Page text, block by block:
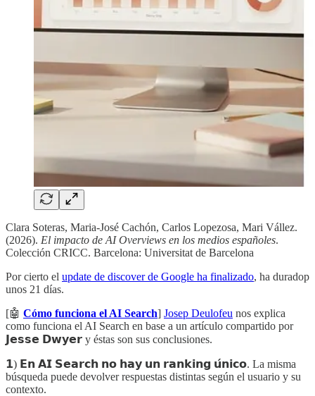
Clara Soteras, Maria-José Cachón, Carlos Lopezosa, Mari Vállez.
(2026). El impacto de AI Overviews en los medios españoles.
Colección CRICC. Barcelona: Universitat de Barcelona
Por cierto el update de discover de Google ha finalizado, ha duradop
unos 21 días.
[🤖 Cómo funciona el AI Search] Josep Deulofeu nos explica
como funciona el AI Search en base a un artículo compartido por
𝗝𝗲𝘀𝘀𝗲 𝗗𝘄𝘆𝗲𝗿 y éstas son sus conclusiones.
𝟭) 𝗘𝗻 𝗔𝗜 𝗦𝗲𝗮𝗿𝗰𝗵 𝗻𝗼 𝗵𝗮𝘆 𝘂𝗻 𝗿𝗮𝗻𝗸𝗶𝗻𝗴 𝘂́𝗻𝗶𝗰𝗼. La misma
búsqueda puede devolver respuestas distintas según el usuario y su
contexto.